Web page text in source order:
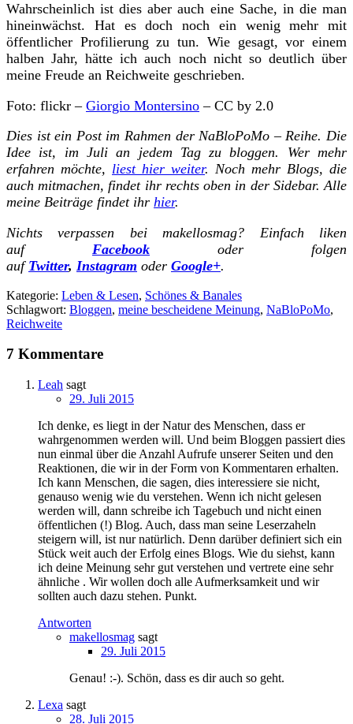
Wahrscheinlich ist dies aber auch eine Sache, in die man
hineinwächst. Hat es doch noch ein wenig mehr mit
öffentlicher Profilierung zu tun. Wie gesagt, vor einem
halben Jahr, hätte ich auch noch nicht so deutlich über
meine Freude an Reichweite geschrieben.
Foto: flickr – Giorgio Montersino – CC by 2.0
Dies ist ein Post im Rahmen der NaBloPoMo – Reihe. Die
Idee ist, im Juli an jedem Tag zu bloggen. Wer mehr
erfahren möchte, liest hier weiter. Noch mehr Blogs, die
auch mitmachen, findet ihr rechts oben in der Sidebar. Alle
meine Beiträge findet ihr hier.
Nichts verpassen bei makellosmag? Einfach liken
auf Facebook
oder folgen
auf Twitter, Instagram oder Google+.
Kategorie: Leben & Lesen, Schönes & Banales
Schlagwort: Bloggen, meine bescheidene Meinung, NaBloPoMo,
Reichweite
7 Kommentare
Leah sagt
29. Juli 2015
Ich denke, es liegt in der Natur des Menschen, dass er
wahrgenommen werden will. Und beim Bloggen passiert dies
nun einmal über die Anzahl Aufrufe unserer Seiten und den
Reaktionen, die wir in der Form von Kommentaren erhalten.
Ich kann Menschen, die sagen, dies interessiere sie nicht,
genauso wenig wie du verstehen. Wenn ich nicht gelesen
werden will, dann schreibe ich Tagebuch und nicht einen
öffentlichen (!) Blog. Auch, dass man seine Leserzaheln
steigern will, ist nur natürlich. Denn darüber definiert sich ein
Stück weit auch der Erfolg eines Blogs. Wie du siehst, kann
ich deine Meinung sehr gut verstehen und vertrete eine sehr
ähnliche . Wir wollen doch alle Aufmerksamkeit und wir
sollten auch dazu stehen. Punkt.
Antworten
makellosmag sagt
29. Juli 2015
Genau! :-). Schön, dass es dir auch so geht.
Lexa sagt
28. Juli 2015